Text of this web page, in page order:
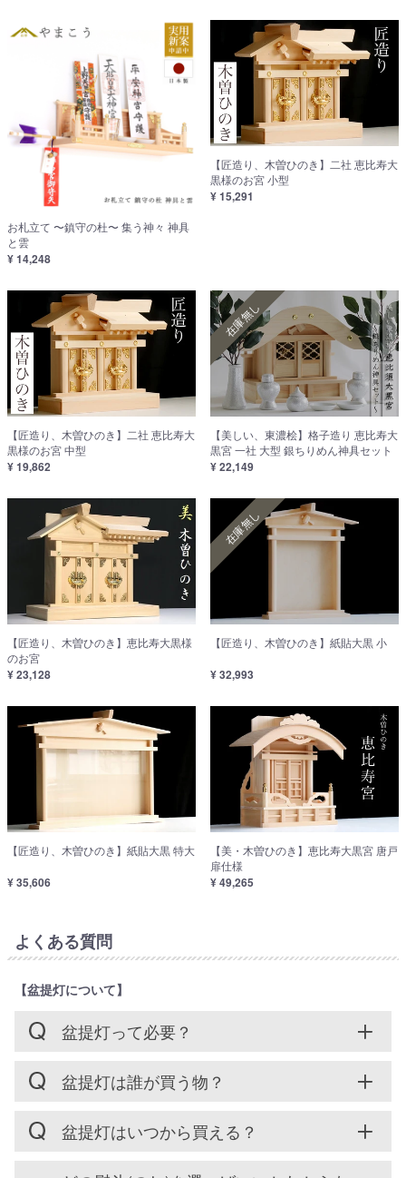
お札立て 〜鎮守の杜〜 集う神々 神具
と雲
¥ 14,248
【匠造り、木曽ひのき】二社 恵比寿大
黒様のお宮 小型
¥ 15,291
【匠造り、木曽ひのき】二社 恵比寿大
黒様のお宮 中型
¥ 19,862
在庫無し
【美しい、東濃桧】格子造り 恵比寿大
黒宮 一社 大型 銀ちりめん神具セット
¥ 22,149
【匠造り、木曽ひのき】恵比寿大黒様
のお宮
¥ 23,128
在庫無し
【匠造り、木曽ひのき】紙貼大黒 小
¥ 32,993
【匠造り、木曽ひのき】紙貼大黒 特大
¥ 35,606
【美・木曽ひのき】恵比寿大黒宮 唐戸
扉仕様
¥ 49,265
よくある質問
【盆提灯について】
盆提灯って必要？
盆提灯は誰が買う物？
盆提灯はいつから買える？